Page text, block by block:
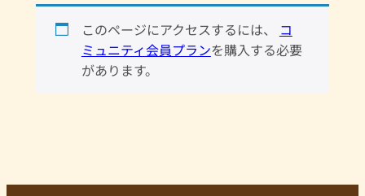
このページにアクセスするには、 コ
ミュニティ会員プランを購入する必要
があります。